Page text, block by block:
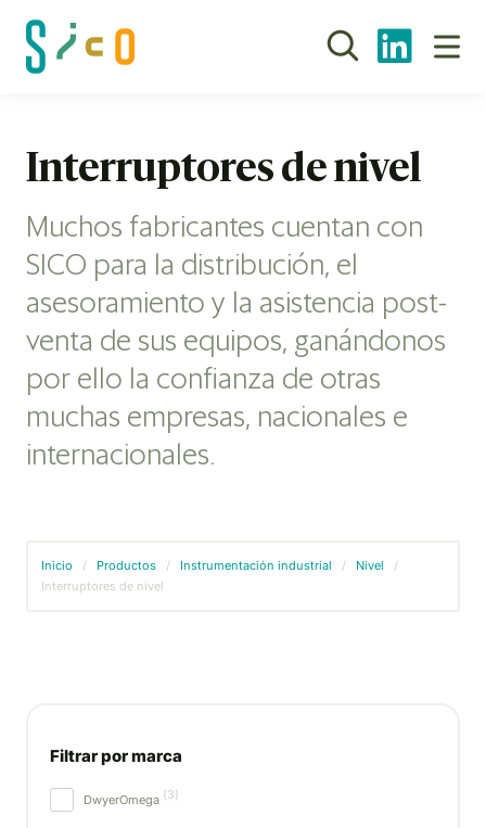
Interruptores de nivel
Muchos fabricantes cuentan con
SICO para la distribución, el
asesoramiento y la asistencia post-
venta de sus equipos, ganándonos
por ello la confianza de otras
muchas empresas, nacionales e
internacionales.
Inicio / Productos / Instrumentación industrial / Nivel
/
Interruptores de nivel
Filtrar por marca
DwyerOmega (3)